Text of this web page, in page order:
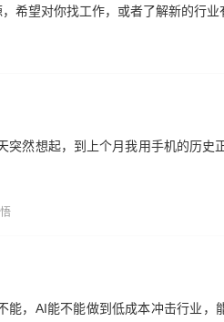
希望对你找工作，或者了解新的行业
然想起，到上个月我用手机的历史
，AI能不能做到低成本冲击行业，